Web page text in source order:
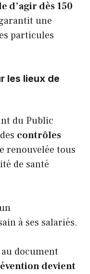
d’agir dès 150
une
particules
les lieux de
du Public
contrôles
renouvelée tous
de santé
à ses salariés.
document
devient